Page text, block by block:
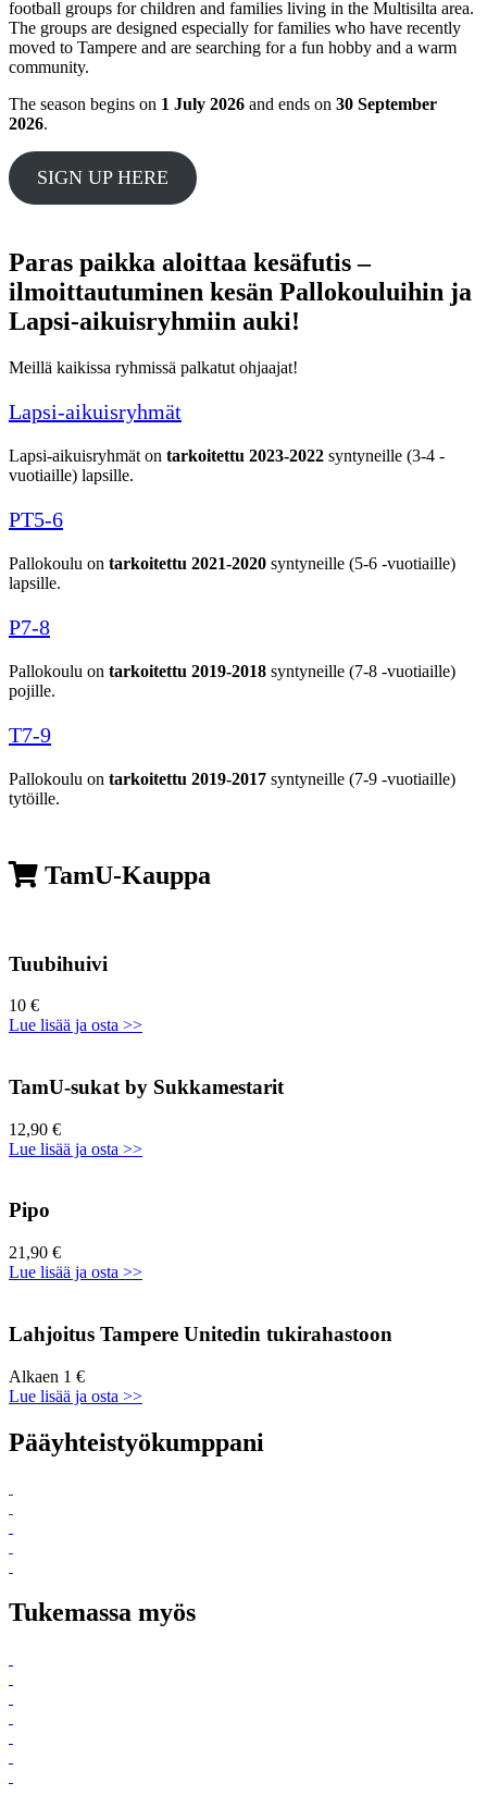
football groups for children and families living in the Multisilta area.
The groups are designed especially for families who have recently
moved to Tampere and are searching for a fun hobby and a warm
community.
The season begins on 1 July 2026 and ends on 30 September
2026.
SIGN UP HERE
Paras paikka aloittaa kesäfutis –
ilmoittautuminen kesän Pallokouluihin ja
Lapsi-aikuisryhmiin auki!
Meillä kaikissa ryhmissä palkatut ohjaajat!
Lapsi-aikuisryhmät
Lapsi-aikuisryhmät on tarkoitettu 2023-2022 syntyneille (3-4 -
vuotiaille) lapsille.
PT5-6
Pallokoulu on tarkoitettu 2021-2020 syntyneille (5-6 -vuotiaille)
lapsille.
P7-8
Pallokoulu on tarkoitettu 2019-2018 syntyneille (7-8 -vuotiaille)
pojille.
T7-9
Pallokoulu on tarkoitettu 2019-2017 syntyneille (7-9 -vuotiaille)
tytöille.
TamU-Kauppa
Tuubihuivi
10 €
Lue lisää ja osta >>
TamU-sukat by Sukkamestarit
12,90 €
Lue lisää ja osta >>
Pipo
21,90 €
Lue lisää ja osta >>
Lahjoitus Tampere Unitedin tukirahastoon
Alkaen 1 €
Lue lisää ja osta >>
Pääyhteistyökumppani
Tukemassa myös